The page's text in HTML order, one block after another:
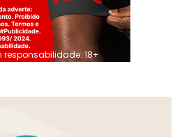
responsabilidade. 18+